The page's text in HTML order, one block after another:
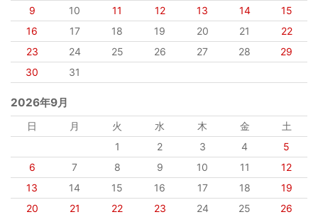
9
10 11 12 13 14
15
16
17 18 19 20 21
22
23
24 25 26 27 28
29
30
31
2026年9月
日 月 火 水 木 金
土
1
2 3 4
5
6
7 8 9 10 11
12
13
14 15 16 17 18
19
20
21 22 23 24 25
26